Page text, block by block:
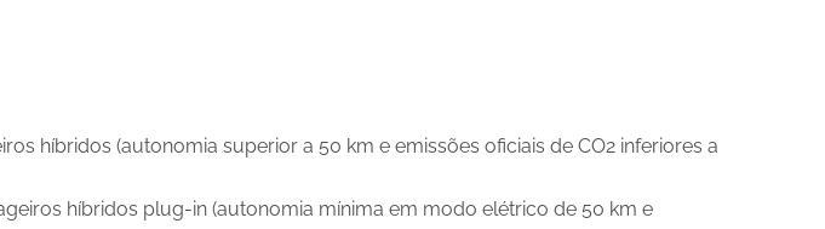
híbridos (autonomia superior a 50 km e emissões oficiais de CO2 inferiores a
híbridos plug-in (autonomia mínima em modo elétrico de 50 km e